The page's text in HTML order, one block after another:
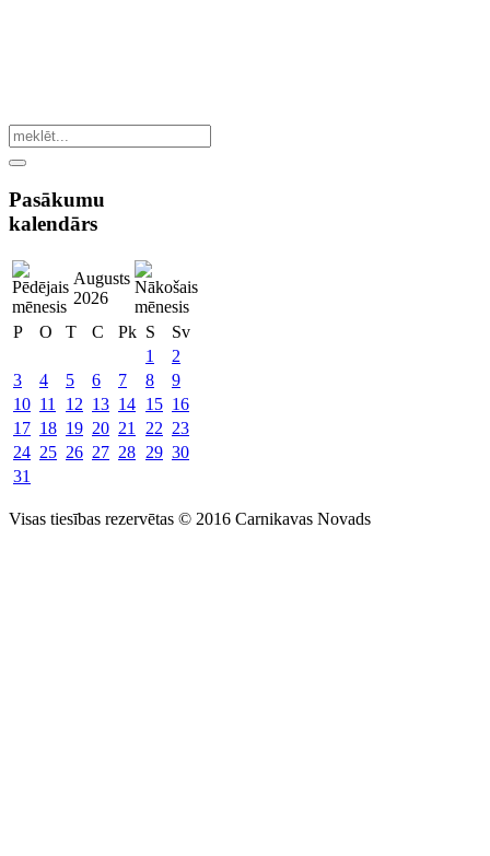
Pasākumu
kalendārs
Augusts
2026
P
O T C Pk S
Sv
1
2
3
4 5 6 7 8
9
10 11 12 13 14 15 16
17 18 19 20 21 22 23
24 25 26 27 28 29 30
31
Visas tiesības rezervētas © 2016 Carnikavas Novads